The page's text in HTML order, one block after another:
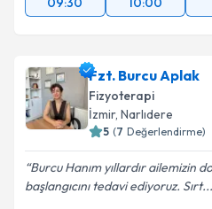
Fzt. Burcu Aplak
Fizyoterapi
İzmir, Narlıdere
5 (7 Değerlendirme)
Burcu Hanım yıllardır ailemizin
başlangıcını tedavi ediyoruz. Sırt...